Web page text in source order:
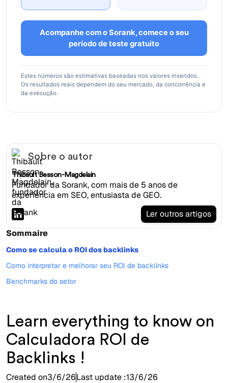
Acompanhe com o Sorank, comece o seu
período de teste gratuito
Estes números são estimativas baseadas nos valores inseridos.
Os resultados reais dependem do seu mercado, da concorrência e
da execução.
Sobre o autor
Thibault Besson-Magdelain
Fundador da Sorank, com mais de 5 anos de
experiência em SEO, entusiasta de GEO.
Ler outros artigos
Sommaire
Como se calcula o ROI dos backlinks
Como interpretar e melhorar seu ROI de backlinks
Benchmarks do setor
Learn everything to know on
Calculadora ROI de
Backlinks !
Created on3/6/26Last update :13/6/26